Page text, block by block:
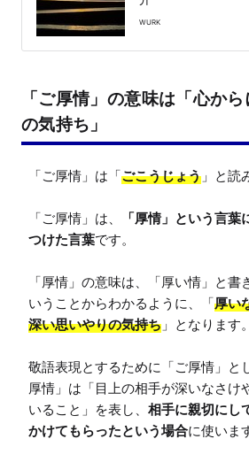
WURK
「ご厚情」の意味は「心か
の気持ち」
「ご厚情」は「ごこうじょう 」と読
「ご厚情」は、
「厚情」という言
つけた言葉です。
「厚情」の意味は、「厚い情」と書
いうことからわかるように、「厚い
深い思いやりの気持ち 」となります。
敬語表現とするために「ご厚情」と
厚情」は「目上の相手が深いなさけ
いること」を表し、 相手に親切にし
かけてもらったという場合に使いま